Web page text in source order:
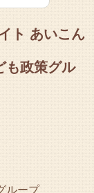
ト あいこん
政策グル
ループ